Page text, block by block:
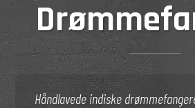
Håndlavede indiske